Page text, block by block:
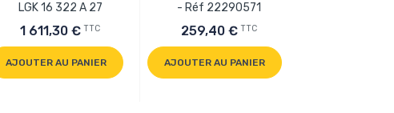
LGK 16 322 A 27
1 611,30 € TTC
AJOUTER AU PANIER
- Réf 22290571
259,40 € TTC
AJOUTER AU PANIER